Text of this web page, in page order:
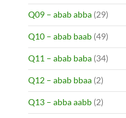
Q09 – abab abba (29)
Q10 – abab baab (49)
Q11 – abab baba (34)
Q12 – abab bbaa (2)
Q13 – abba aabb (2)